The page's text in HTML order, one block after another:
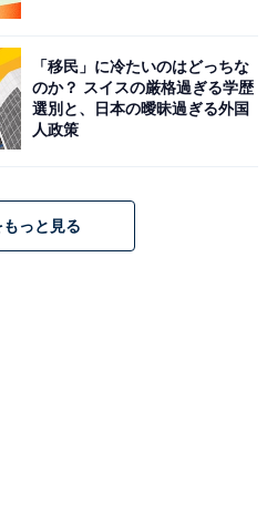
Speaker LE（第２世
水・防塵仕様 Bluetooth 小型
ルピンク
で見る
」
「移民」に冷たいのはどっちな
のか？ スイスの厳格過ぎる学歴
選別と、日本の曖昧過ぎる外国
人政策
っと見る